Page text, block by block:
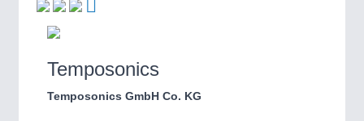
Temposonics
Temposonics GmbH Co. KG